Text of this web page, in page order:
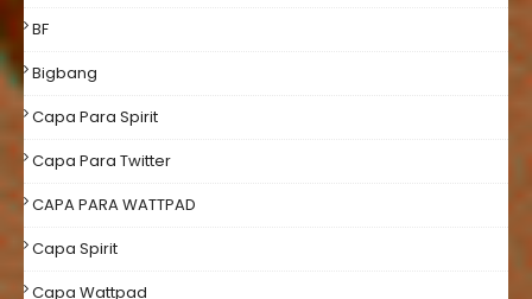
BF
Bigbang
Capa Para Spirit
Capa Para Twitter
CAPA PARA WATTPAD
Capa Spirit
Capa Wattpad